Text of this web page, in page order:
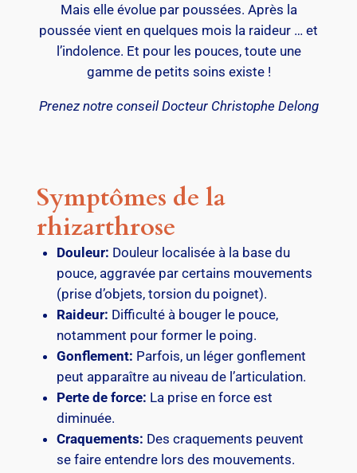
Mais elle évolue par poussées. Après la
poussée vient en quelques mois la raideur … et
l’indolence. Et pour les pouces, toute une
gamme de petits soins existe !
Prenez notre conseil Docteur Christophe Delong
Symptômes de la
rhizarthrose
Douleur: Douleur localisée à la base du
pouce, aggravée par certains mouvements
(prise d’objets, torsion du poignet).
Raideur: Difficulté à bouger le pouce,
notamment pour former le poing.
Gonflement: Parfois, un léger gonflement
peut apparaître au niveau de l’articulation.
Perte de force: La prise en force est
diminuée.
Craquements: Des craquements peuvent
se faire entendre lors des mouvements.